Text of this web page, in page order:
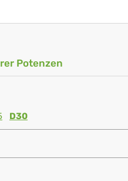
Potenzen
D30